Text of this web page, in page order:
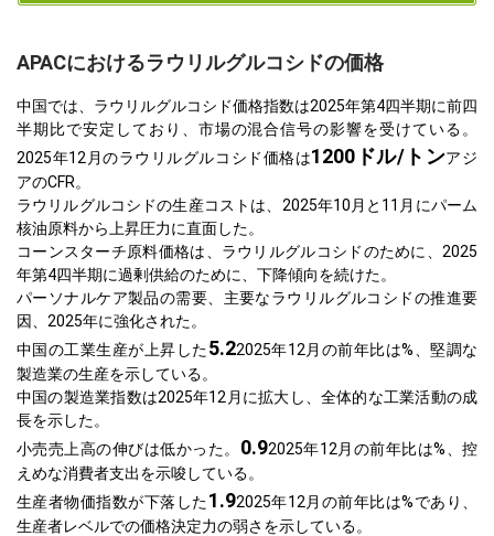
APACにおけるラウリルグルコシドの価格
中国では、ラウリルグルコシド価格指数は2025年第4四半期に前四
半期比で安定しており、市場の混合信号の影響を受けている。
2025年12月のラウリルグルコシド価格は1200ドル/トンアジ
アのCFR。
ラウリルグルコシドの生産コストは、2025年10月と11月にパーム
核油原料から上昇圧力に直面した。
コーンスターチ原料価格は、ラウリルグルコシドのために、2025
年第4四半期に過剰供給のために、下降傾向を続けた。
パーソナルケア製品の需要、主要なラウリルグルコシドの推進要
因、2025年に強化された。
中国の工業生産が上昇した5.22025年12月の前年比は%、堅調な
製造業の生産を示している。
中国の製造業指数は2025年12月に拡大し、全体的な工業活動の成
長を示した。
小売売上高の伸びは低かった。 0.92025年12月の前年比は%、控
えめな消費者支出を示唆している。
生産者物価指数が下落した1.92025年12月の前年比は%であり、
生産者レベルでの価格決定力の弱さを示している。